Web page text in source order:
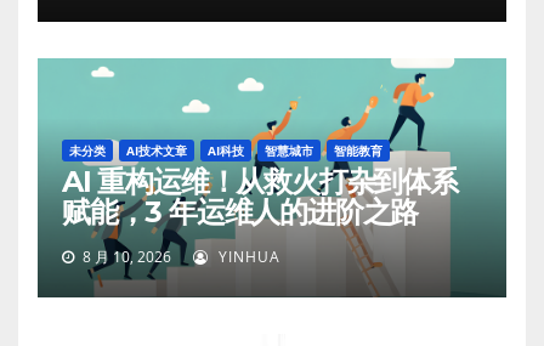
未分类 AI技术文章 AI科技 智慧城市 智能教育
AI 重构运维！从救火打杂到体系
赋能，3 年运维人的进阶之路
8 月 10, 2026 YINHUA